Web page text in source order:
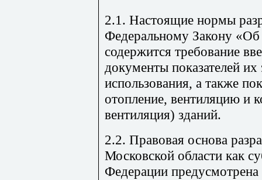
2.1. Настоящие нормы
Федеральному Закону «Об
содержится требование
документы показателей
использования, а также
отопление, вентиляцию и
вентиляция) зданий.
2.2. Правовая основа
Московской области как
Федерации